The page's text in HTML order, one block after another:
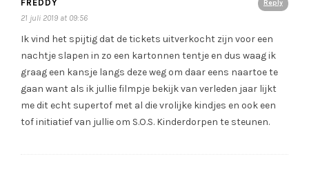
Reply
FREDDY
21 juli 2019 at 09:56
Ik vind het spijtig dat de tickets uitverkocht zijn voor een
nachtje slapen in zo een kartonnen tentje en dus waag ik
graag een kansje langs deze weg om daar eens naartoe te
gaan want als ik jullie filmpje bekijk van verleden jaar lijkt
me dit echt supertof met al die vrolijke kindjes en ook een
tof initiatief van jullie om S.O.S. Kinderdorpen te steunen.